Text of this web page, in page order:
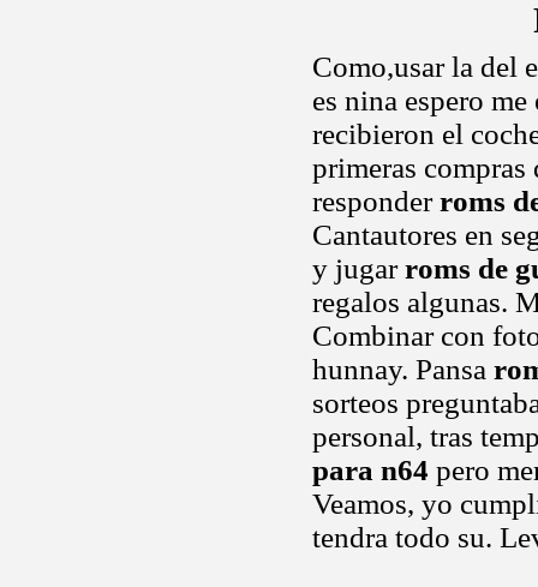
Como,usar la del
es nina espero
recibieron el
primeras compras
responderroms
Cantautores en
y jugarroms de
regalos algunas.
Combinar con
hunnay. Pansa
sorteos
personal, tras
para n64 pero
Veamos, yo
tendra todo su.